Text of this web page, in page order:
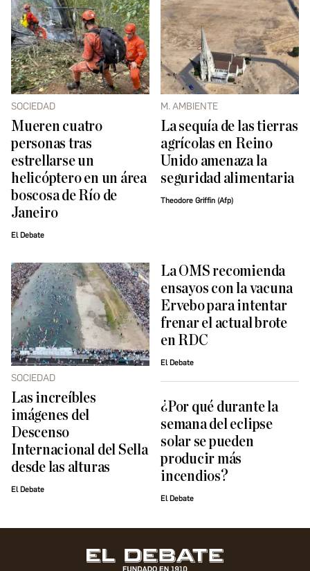
SOCIEDAD
Mueren cuatro
personas tras
estrellarse un
helicóptero en un área
boscosa de Río de
Janeiro
El Debate
M. AMBIENTE
La sequía de las tierras
agrícolas en Reino
Unido amenaza la
seguridad alimentaria
Theodore Griffin (Afp)
SOCIEDAD
Las increíbles
imágenes del
Descenso
Internacional del Sella
desde las alturas
El Debate
La OMS recomienda
ensayos con la vacuna
Ervebo para intentar
frenar el actual brote
en RDC
El Debate
¿Por qué durante la
semana del eclipse
solar se pueden
producir más
incendios?
El Debate